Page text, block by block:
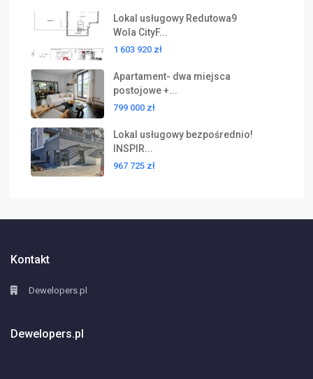
Lokal usługowy Redutowa9
Wola CityF...
1 603 920 zł
Apartament- dwa miejsca
postojowe +...
799 000 zł
Lokal usługowy bezpośrednio!
INSPIR...
967 725 zł
Kontakt
Dewelopers.pl
Dewelopers.pl